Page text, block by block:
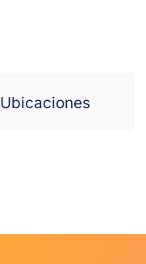
Ubicaciones